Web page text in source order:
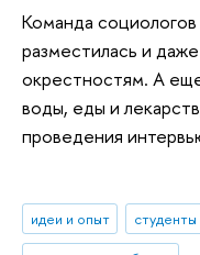
Команда
разместилась и
окрестностям. А
воды, еды и
проведения
идеи и опыт студенты